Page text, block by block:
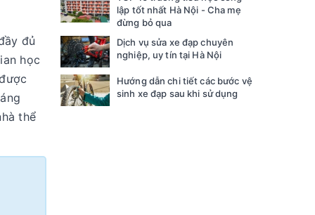
đủ
học
thể
lập tốt nhất Hà Nội - Cha mẹ
đừng bỏ qua
Dịch vụ sửa xe đạp chuyên
nghiệp, uy tín tại Hà Nội
Hướng dẫn chi tiết các bước vệ
sinh xe đạp sau khi sử dụng